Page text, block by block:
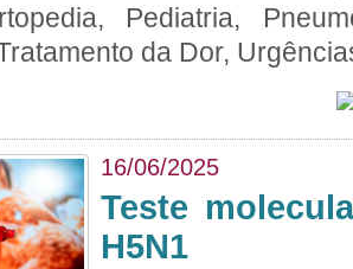
Pediatria,
da Dor,
16/06/2025
Teste
H5N1